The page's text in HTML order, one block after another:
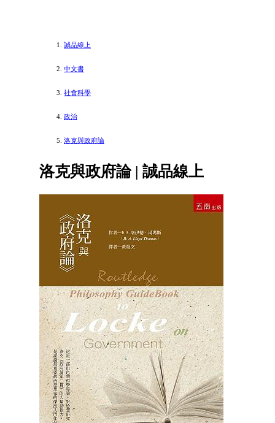
誠品線上
中文書
社會科學
政治
洛克與政府論
洛克與政府論 | 誠品線上